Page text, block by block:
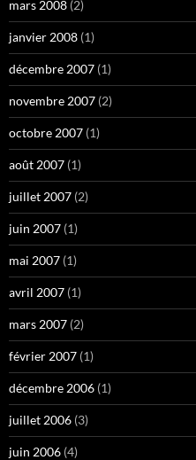
mars 2008 (2)
janvier 2008 (1)
décembre 2007 (1)
novembre 2007 (2)
octobre 2007 (1)
août 2007 (1)
juillet 2007 (2)
juin 2007 (1)
mai 2007 (1)
avril 2007 (1)
mars 2007 (2)
février 2007 (1)
décembre 2006 (1)
juillet 2006 (3)
juin 2006 (4)